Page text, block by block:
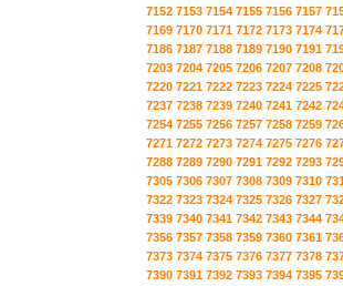
7152 7153 7154 7155 7156 7157
7169 7170 7171 7172 7173 7174
7186 7187 7188 7189 7190 7191
7203 7204 7205 7206 7207 7208
7220 7221 7222 7223 7224 7225
7237 7238 7239 7240 7241 7242
7254 7255 7256 7257 7258 7259
7271 7272 7273 7274 7275 7276
7288 7289 7290 7291 7292 7293
7305 7306 7307 7308 7309 7310
7322 7323 7324 7325 7326 7327
7339 7340 7341 7342 7343 7344
7356 7357 7358 7359 7360 7361
7373 7374 7375 7376 7377 7378
7390 7391 7392 7393 7394 7395